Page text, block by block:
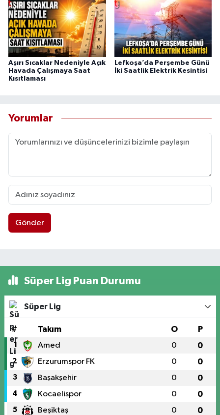
Aşırı Sıcaklar Nedeniyle Açık
Havada Çalışmaya Saat
Kısıtlaması
Lefkoşa’da Perşembe Günü
İki Saatlik Elektrik Kesintisi
Yorumlar
Gönder
Süper Lig Puan Durumu
Süper Lig
# Takım O P
1 Amed 0 0
2 Erzurumspor FK 0 0
3 Başakşehir 0 0
4 Kocaelispor 0 0
5 Beşiktaş 0 0